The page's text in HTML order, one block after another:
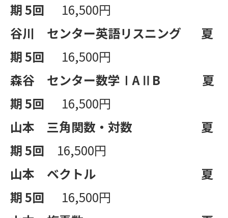
期5回 16,500円
谷川 センター英語リスニング
夏
期5回 16,500円
森谷 センター数学ⅠA Ⅱ B
夏
期5回 16,500円
山本 三角関数・対数
夏
期5回
16,500円
山本 ベクトル
夏
期5回 16,500円